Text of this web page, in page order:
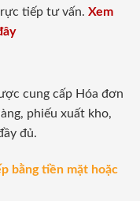
tiếp tư vấn. Xem
cung cấp Hóa đơn
phiếu xuất kho,
đủ.
bằng tiền mặt hoặc